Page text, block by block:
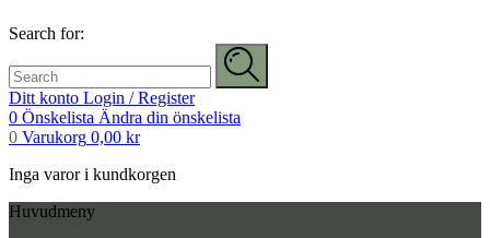
Search for:
Ditt konto Login / Register
0 Önskelista Ändra din önskelista
0 Varukorg 0,00 kr
Inga varor i kundkorgen
Huvudmeny